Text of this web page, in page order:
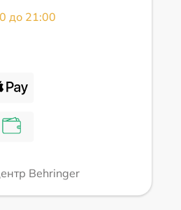
до 21:00
Behringer